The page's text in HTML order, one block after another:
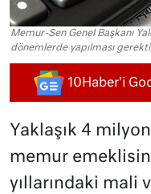
Memur-Sen Genel Başkanı
dönemlerde yapılması
10Haber'i
Yaklaşık 4
memur
yıllarındaki mali